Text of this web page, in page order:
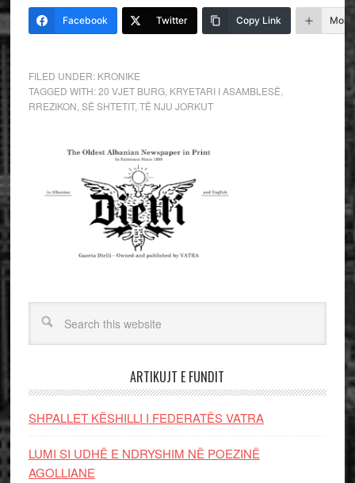
Facebook Twitter Copy Link More
FILED UNDER: KRONIKE
TAGGED WITH:20 VJET BURG, KRYETARI I ASAMBLESË
RREZIKON SË SHTETIT, TË NJU JORKUT
ARTIKUJT E FUNDIT
SHPALLET KËSHILLI I FEDERATËS VATRA
LUMI SI UDHË E NDRYSHIM NË POEZINË
AGOLLIANE